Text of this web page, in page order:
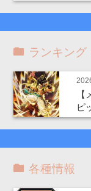
ランキング
ピ
各種情報